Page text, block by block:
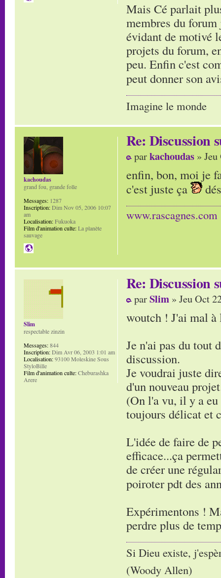
Mais Cé parlait
membres du
évidant de motivé
projets du forum,
peu. Enfin c'est
peut donner son
Imagine le monde
Re: Discussion
parkachoudas »
enfin, bon, moi je
c'est juste ça
www.rascagnes.com
kachoudas
grand fou, grande folle
Messages: 1287
Inscription:Dim Nov 05, 2006 10:07
am
Localisation:Fukuoka
Film d'animation culte:La planète
sauvage
Re: Discussion
parSlim » Jeu Oct
woutch ! J'ai mal à
Je n'ai pas du tout
discussion.
Je voudrai juste
d'un nouveau
(On l'a vu, il y a eu
toujours délicat et
L'idée de faire de
efficace...ça
de créer une
poiroter pdt des
Expérimentons !
perdre plus de
Si Dieu existe,
(Woody Allen)
Slim
respectable zinzin
Messages:844
Inscription:Dim Avr 06, 2003 1:01 am
Localisation:93100 Moleskine Sous
StyloBille
Film d'animation culte:Cheburashka
Arere